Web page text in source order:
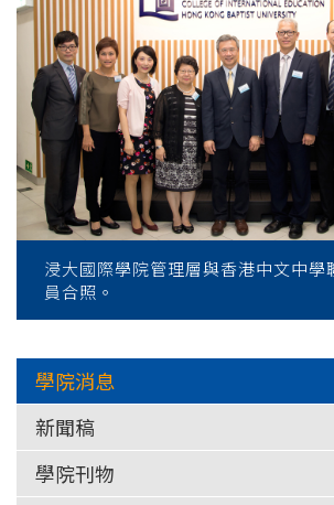
浸大國際學院管理層與香港中文中學
員合照。
學院消息
新聞稿
學院刊物